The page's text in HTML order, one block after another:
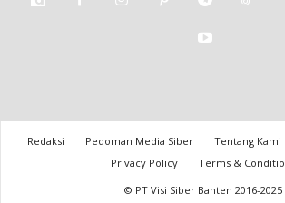
Redaksi Pedoman Media Siber Tentang Kami
Privacy Policy
Terms &
© PT Visi Siber Banten 2016-2025